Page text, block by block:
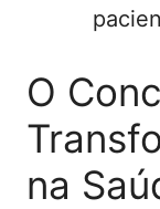
O
na